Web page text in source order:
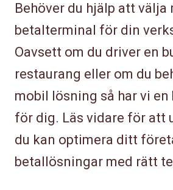
Behöver du hjälp att välja
betalterminal för din
Oavsett om du driver en
restaurang eller om du
mobil lösning så har vi
för dig. Läs vidare för att
du kan optimera ditt
betallösningar med rätt